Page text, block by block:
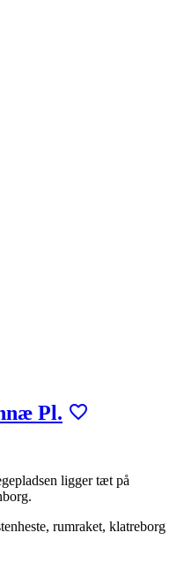
Pl.
ligger tæt på
rumraket, klatreborg